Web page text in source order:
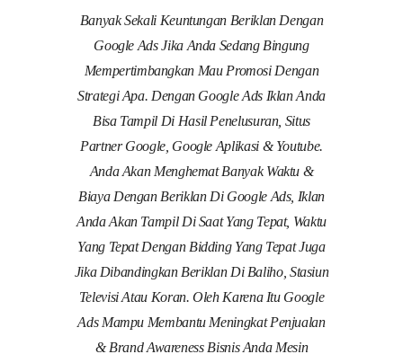
Banyak Sekali Keuntungan Beriklan Dengan
Google Ads Jika Anda Sedang Bingung
Mempertimbangkan Mau Promosi Dengan
Strategi Apa. Dengan Google Ads Iklan Anda
Bisa Tampil Di Hasil Penelusuran, Situs
Partner Google, Google Aplikasi & Youtube.
Anda Akan Menghemat Banyak Waktu &
Biaya Dengan Beriklan Di Google Ads, Iklan
Anda Akan Tampil Di Saat Yang Tepat, Waktu
Yang Tepat Dengan Bidding Yang Tepat Juga
Jika Dibandingkan Beriklan Di Baliho, Stasiun
Televisi Atau Koran. Oleh Karena Itu Google
Ads Mampu Membantu Meningkat Penjualan
& Brand Awareness Bisnis Anda Mesin